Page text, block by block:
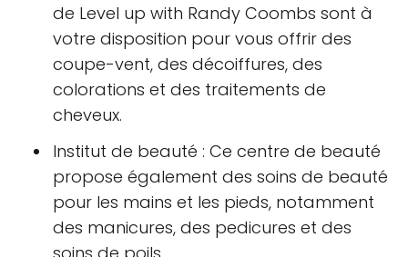
de Level up with Randy Coombs sont à
votre disposition pour vous offrir des
coupe-vent, des décoiffures, des
colorations et des traitements de
cheveux.
Institut de beauté : Ce centre de beauté
propose également des soins de beauté
pour les mains et les pieds, notamment
des manicures, des pedicures et des